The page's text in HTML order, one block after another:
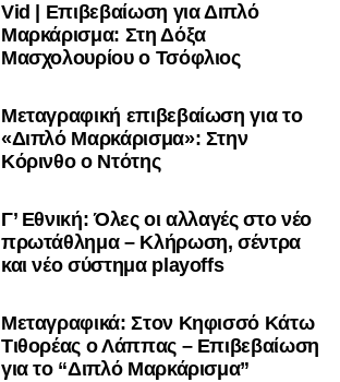
Vid | Επιβεβαίωση για Διπλό
Μαρκάρισμα: Στη Δόξα
Μασχολουρίου ο Τσόφλιος
Μεταγραφική επιβεβαίωση για το
«Διπλό Μαρκάρισμα»: Στην
Κόρινθο ο Ντότης
Γ’ Εθνική: Όλες οι αλλαγές στο νέο
πρωτάθλημα – Κλήρωση, σέντρα
και νέο σύστημα playoffs
Μεταγραφικά: Στον Κηφισσό Κάτω
Τιθορέας ο Λάππας – Επιβεβαίωση
για το “Διπλό Μαρκάρισμα”